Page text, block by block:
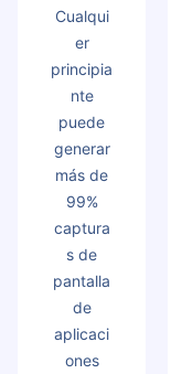
Cualqui
er
principia
nte
puede
generar
más de
99%
captura
s de
pantalla
de
aplicaci
ones